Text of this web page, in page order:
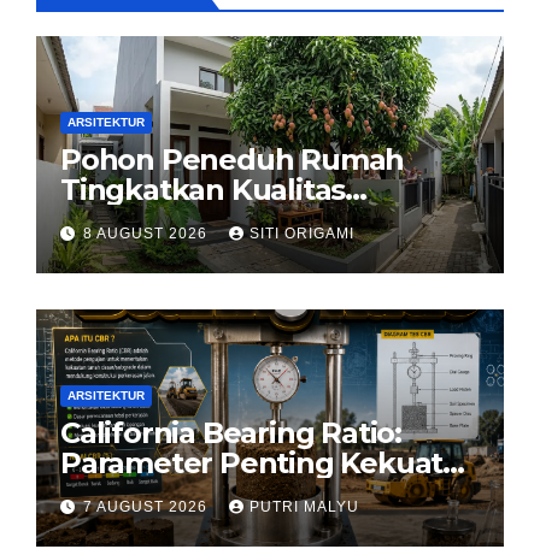
ARSITEKTUR
Pohon Peneduh Rumah
Tingkatkan Kualitas
Arsitektur Hunian
8 AUGUST 2026 SITI ORIGAMI
ARSITEKTUR
California Bearing Ratio:
Parameter Penting Kekuatan
Tanah Konstruksi
7 AUGUST 2026 PUTRI MALYU